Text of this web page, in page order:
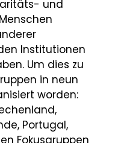
und
Institutionen
Um dies zu
in neun
worden:
Portugal,
Fokusgruppen